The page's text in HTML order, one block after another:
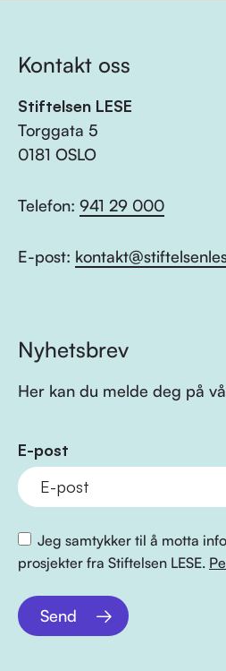
Kontakt oss
Stiftelsen LESE
Torggata 5
0181 OSLO
Telefon: 941 29 000
E-post:
Nyhetsbrev
Her kan du melde deg på
E-post
Jeg samtykker til å motta
prosjekter fra Stiftelsen LESE.
Send